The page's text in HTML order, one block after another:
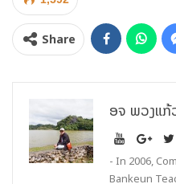
ຕາງໜ້ານັກສຶກສາຈາກ ສະຖາບັນເ
ຈຳນວນ 1 ທີມ ເຂົ້າຮ່ວມການແຂ່ງ
2022 ໃນງານ Lao Digital
ສຶກສາຈາກສະຖາບັນເຕັກໂນໂລຊີ
ສາມາດຍາດໄດ້ລາງວັນອັນດັບທີ 3
ຈຳນວນ 8 ທີມ. ໃນການແຂ່ງຂັນຄັ້ງ
Share
ອຈ ພວງແກ້
- In 2006,
Bankeun